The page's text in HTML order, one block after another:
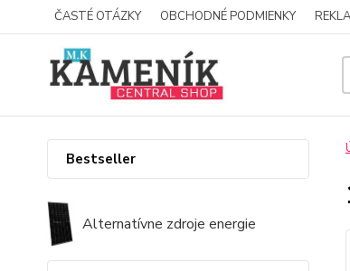
ČASTÉ OTÁZKY OBCHODNÉ PODMIENKY
Bestseller
Alternatívne zdroje energie